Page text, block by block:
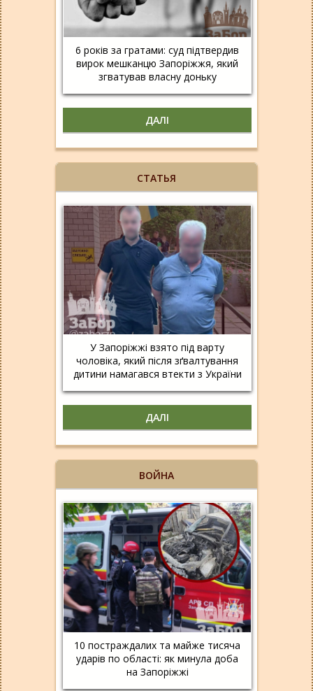
6 років за гратами: суд підтвердив
вирок мешканцю Запоріжжя, який
згватував власну доньку
ДАЛІ
СТАТЬЯ
У Запоріжжі взято під варту
чоловіка, який після зґвалтування
дитини намагався втекти з України
ДАЛІ
ВОЙНА
10 постраждалих та майже тисяча
ударів по області: як минула доба
на Запоріжжі